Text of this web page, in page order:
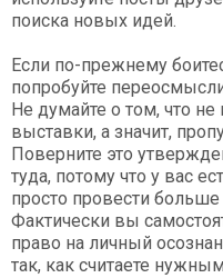
поиска новых идей.
Если по-прежнему
попробуйте
Не думайте о том, что
выставки, а значит,
Поверните это
туда, потому что у вас
просто провести
Фактически вы
право на личный
так, как считаете